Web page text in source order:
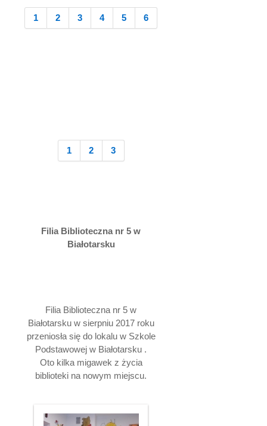
1 2 3 4 5 6
1 2 3
Filia Biblioteczna nr 5 w
Białotarsku
Filia Biblioteczna nr 5 w
Białotarsku w sierpniu 2017 roku
przeniosła się do lokalu w Szkole
Podstawowej w Białotarsku .
Oto kilka migawek z życia
biblioteki na nowym miejscu.